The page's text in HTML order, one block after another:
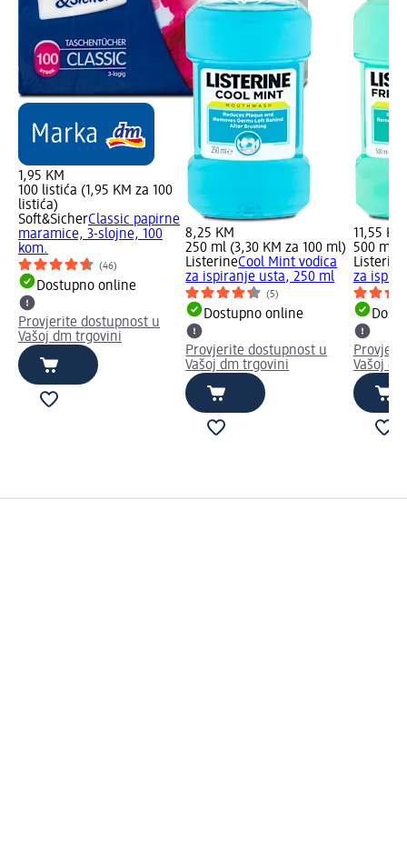
1,95 KM
100 listića (1,95 KM za 100
listića)
Soft&SicherClassic papirne
maramice, 3-slojne, 100
kom.
(46)
Dostupno online
Provjerite dostupnost u
Vašoj dm trgovini
8,25 KM
250 ml (3,30 KM za 100 ml)
ListerineCool Mint vodica
za ispiranje usta, 250 ml
(5)
Dostupno online
Provjerite dostupnost u
Vašoj dm trgovini
11,55 KM
500 ml
Listerine
za
Vašoj